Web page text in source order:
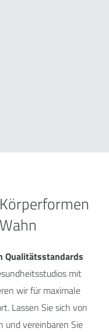
Qualitätsstandards
mit
wir für maximale
Lassen Sie sich von
und vereinbaren Sie